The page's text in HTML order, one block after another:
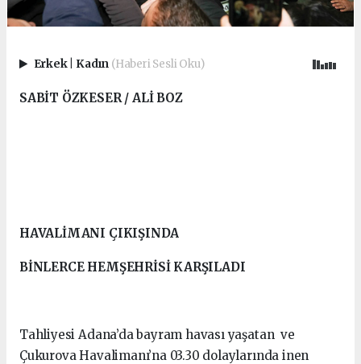
Erkek Kadın (Haberi Sesli Oku)
SABİT ÖZKESER/ ALİ BOZ
HAVALİMANI ÇIKIŞINDA
BİNLERCE HEMŞEHRİSİ KARŞILADI
Tahliyesi Adana’da bayram havası yaşatan ve
Çukurova Havalimanı’na 03.30 dolaylarında inen